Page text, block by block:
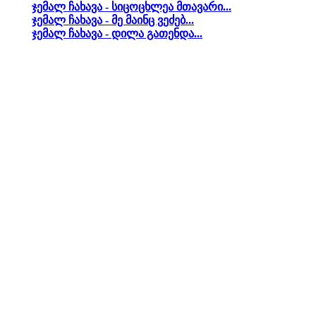
ჯემალ ჩახავა - სიცოცხლეა მთავარი...
ჯემალ ჩახავა - მე მაინც ვეძებ...
ჯემალ ჩახავა - დილა გათენდა...